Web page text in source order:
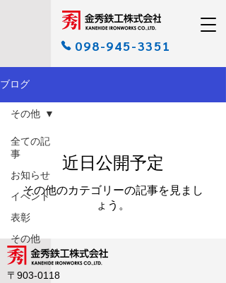
098-945-3351
ブログ
全ての記
事
お知らせ
イベント
表彰
その他
その他
近日公開予定
その他のカテゴリーの記事を見まし
ょう。
〒903-0118